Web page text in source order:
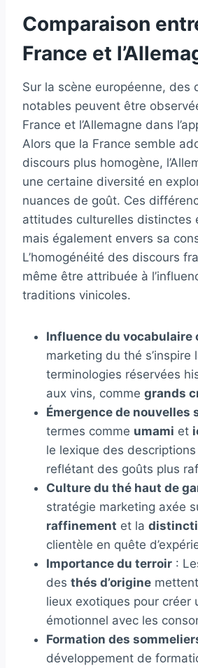
Comparaison
France et
Sur la scène européenne, des
notables peuvent être
France et l’Allemagne dans
Alors que la France semble
discours plus homogène,
une certaine diversité en
nuances de goût. Ces
attitudes culturelles distinctes
mais également envers sa
L’homogénéité des discours
même être attribuée à
traditions vinicoles.
Influence du
marketing du thé s’inspire
terminologies réservées
aux vins, comme grands
Émergence de nouvelles
termes comme umami et
le lexique des
reflétant des goûts plus
Culture du thé haut de
stratégie marketing axée
raffinement et la
clientèle en quête
Importance du terroir :
des thés d’origine
lieux exotiques pour créer
émotionnel avec les
Formation des
développement de